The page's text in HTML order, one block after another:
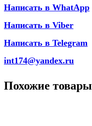
Написать в WhatApp
Написать в Viber
Написать в Telegram
int174@yandex.ru
Похожие товары